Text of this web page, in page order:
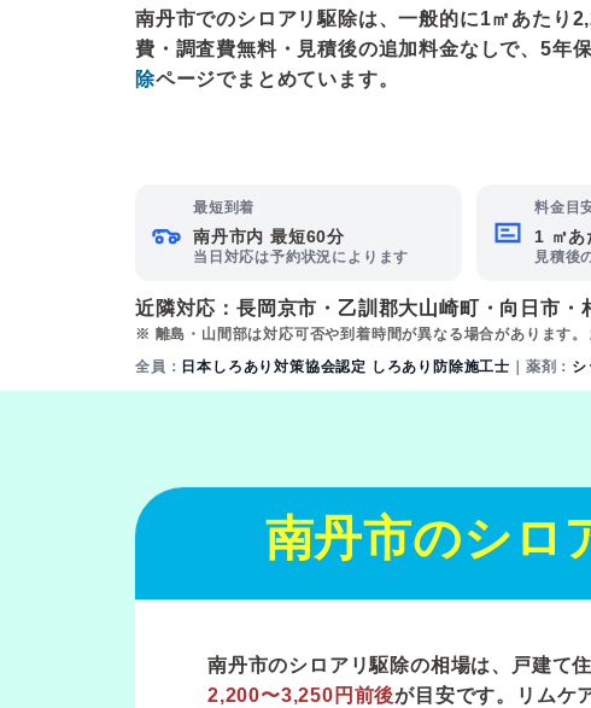
南丹市でのシロアリ駆除は、一般的に1㎡あたり
費・調査費無料・見積後の追加料金なしで、5年
除ページでまとめています。
最短到着
南丹市内 最短60分
当日対応は予約状況によります
料金目
1 ㎡
見積後
近隣対応： 長岡京市 ・ 乙訓郡大山崎町 ・ 向日市 ・
※ 離島・山間部は対応可否や到着時間が異なる場合があります。
全員： 日本しろあり対策協会認定 しろあり防除施工士 ｜薬剤： シ
南丹市のシロ
南丹市のシロアリ駆除の相場は、戸建て
2,200〜3,250円前後が目安です。リムケ